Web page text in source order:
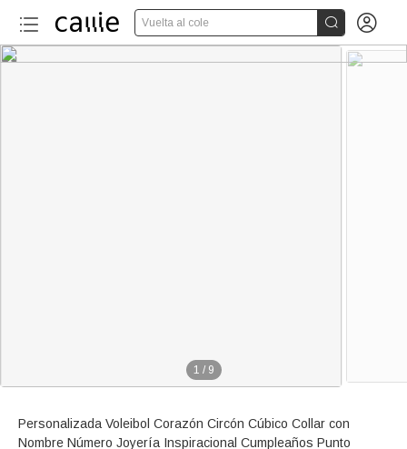
Vuelta al cole  
1 / 9
Personalizada Voleibol Corazón Circón Cúbico Collar con
Nombre Número Joyería Inspiracional Cumpleaños Punto